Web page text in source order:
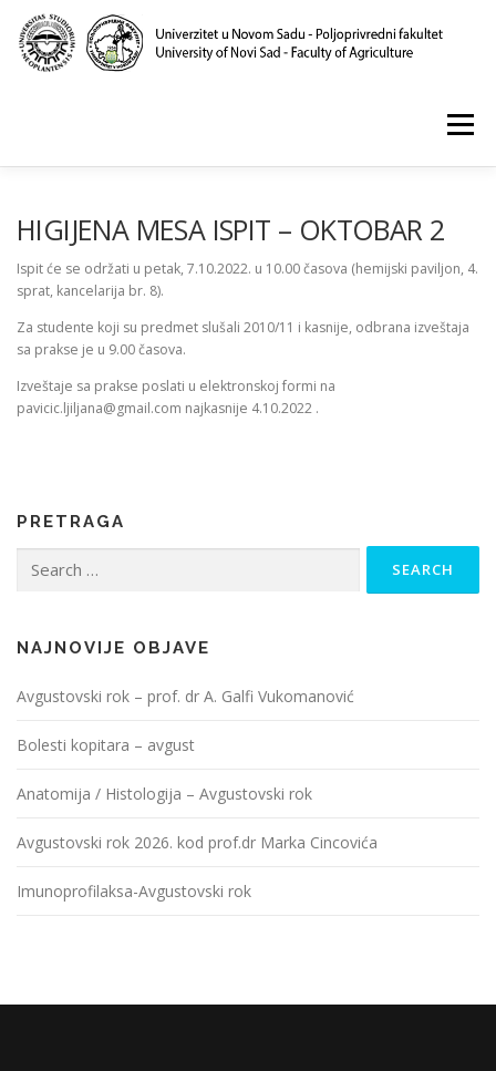
content
Menu
KLINIKA I LABORATORIJE
HIGIJENA MESA ISPIT – OKTOBAR 2
Ispit će se održati u petak, 7.10.2022. u 10.00 časova (hemijski paviljon, 4.
sprat, kancelarija br. 8).
Za studente koji su predmet slušali 2010/11 i kasnije, odbrana izveštaja
sa prakse je u 9.00 časova.
Izveštaje sa prakse poslati u elektronskoj formi na
pavicic.ljiljana@gmail.com najkasnije 4.10.2022 .
PRETRAGA
for:
NAJNOVIJE OBJAVE
Avgustovski rok – prof. dr A. Galfi Vukomanović
Bolesti kopitara – avgust
Anatomija / Histologija – Avgustovski rok
Avgustovski rok 2026. kod prof.dr Marka Cincovića
Imunoprofilaksa-Avgustovski rok